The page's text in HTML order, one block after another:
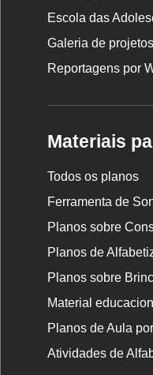
Escola das
Galeria de
Reportagens por
Materiais
Todos os planos
Ferramenta de
Planos sobre
Planos de
Planos sobre
Material
Planos de Aula
Atividades de